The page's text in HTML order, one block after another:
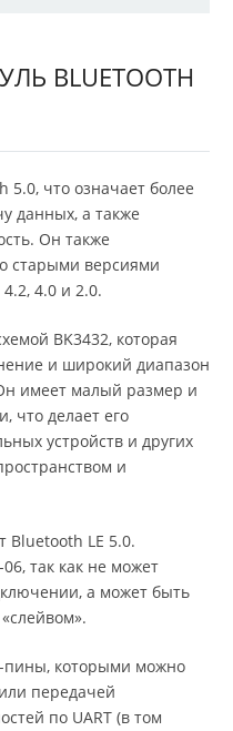
BLUETOOTH
что означает более
данных, а также
Он также
старыми версиями
4.0 и 2.0.
BK3432, которая
и широкий диапазон
имеет малый размер и
что делает его
устройств и других
и
Bluetooth LE 5.0.
так как не может
а может быть
пины, которыми можно
передачей
по UART (в том